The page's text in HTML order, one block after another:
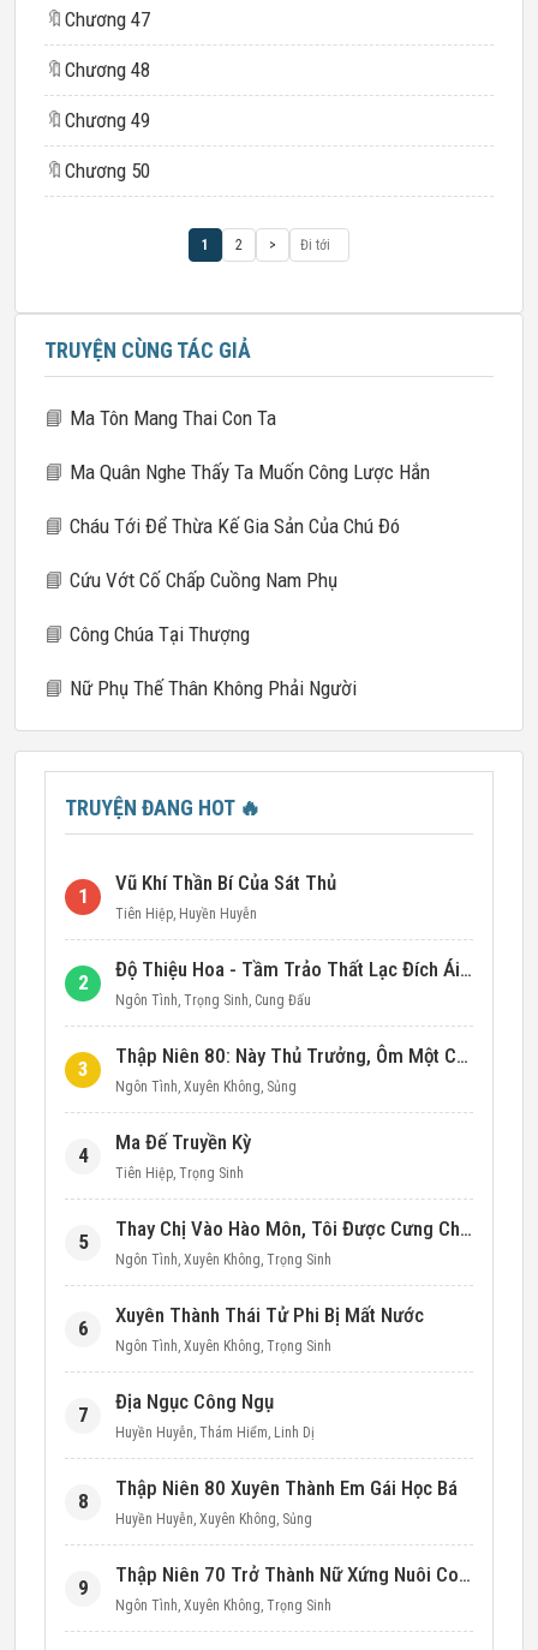
🔖 Chương 47
🔖 Chương 48
🔖 Chương 49
🔖 Chương 50
1 2 >
TRUYỆN CÙNG TÁC GIẢ
📘 Ma Tôn Mang Thai Con Ta
📘 Ma Quân Nghe Thấy Ta Muốn Công Lược Hắn
📘 Cháu Tới Để Thừa Kế Gia Sản Của Chú Đó
📘 Cứu Vớt Cố Chấp Cuồng Nam Phụ
📘 Công Chúa Tại Thượng
📘 Nữ Phụ Thế Thân Không Phải Người
TRUYỆN ĐANG HOT 🔥
1
Vũ Khí Thần Bí Của Sát Thủ
Tiên Hiệp, Huyền Huyễn
2
Độ Thiệu Hoa - Tầm Trảo Thất Lạc Đích Ái Tình
Ngôn Tình, Trọng Sinh, Cung Đấu
3
Thập Niên 80: Này Thủ Trưởng, Ôm Một Cái Đi!
Ngôn Tình, Xuyên Không, Sủng
4
Ma Đế Truyền Kỳ
Tiên Hiệp, Trọng Sinh
5
Thay Chị Vào Hào Môn, Tôi Được Cưng Chiều Hết Mực (Thập Niên 90)
Ngôn Tình, Xuyên Không, Trọng Sinh
6
Xuyên Thành Thái Tử Phi Bị Mất Nước
Ngôn Tình, Xuyên Không, Trọng Sinh
7
Địa Ngục Công Ngụ
Huyền Huyễn, Thám Hiểm, Linh Dị
8
Thập Niên 80 Xuyên Thành Em Gái Học Bá
Huyền Huyễn, Xuyên Không, Sủng
9
Thập Niên 70 Trở Thành Nữ Xứng Nuôi Con Làm Giàu
Ngôn Tình, Xuyên Không, Trọng Sinh